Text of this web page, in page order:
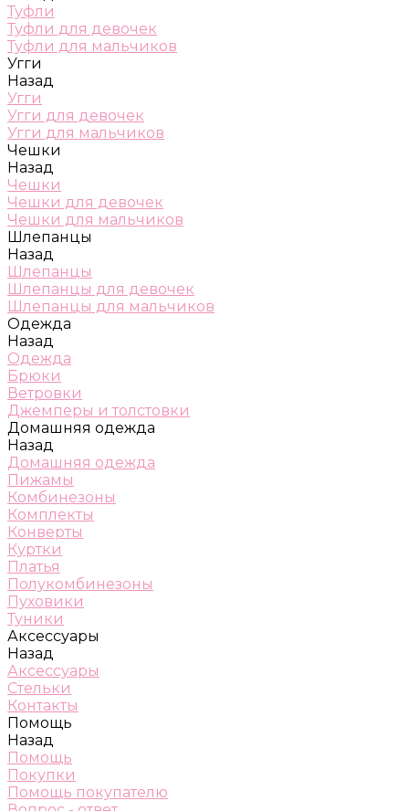
Туфли
Туфли для девочек
Туфли для мальчиков
Угги
Назад
Угги
Угги для девочек
Угги для мальчиков
Чешки
Назад
Чешки
Чешки для девочек
Чешки для мальчиков
Шлепанцы
Назад
Шлепанцы
Шлепанцы для девочек
Шлепанцы для мальчиков
Одежда
Назад
Одежда
Брюки
Ветровки
Джемперы и толстовки
Домашняя одежда
Назад
Домашняя одежда
Пижамы
Комбинезоны
Комплекты
Конверты
Куртки
Платья
Полукомбинезоны
Пуховики
Туники
Аксессуары
Назад
Аксессуары
Стельки
Контакты
Помощь
Назад
Помощь
Покупки
Помощь покупателю